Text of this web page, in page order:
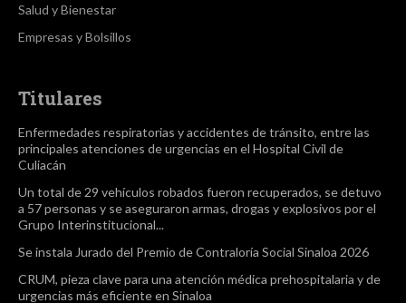
Salud y Bienestar
Empresas y Bolsillos
Titulares
Enfermedades respiratorias y accidentes de tránsito, entre las
principales atenciones de urgencias en el Hospital Civil de
Culiacán
Un total de 29 vehículos robados fueron recuperados, se detuvo
a 57 personas y se aseguraron armas, drogas y explosivos por el
Grupo Interinstitucional...
Se instala Jurado del Premio de Contraloría Social Sinaloa 2026
CRUM, pieza clave para una atención médica prehospitalaria y de
urgencias más eficiente en Sinaloa